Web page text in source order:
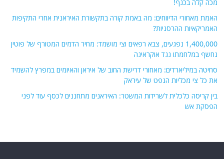
מכה קלה בכנף!
האמת מאחורי הדיווחים: מה באמת קורה בתקשורת האיראנית אחרי התקיפות
האמריקאיות ההרסניות?
1,400,000 נפגעים, צבא רפאים וצי מושמד: מחיר הדמים המטורף של פוטין
נחשף במלחמתו נגד אוקראינה
סחיטה במיליארדים: מאחורי דרישת החוב של איראן והאיומים במפרץ להשמיד
את כל צי מכליות הנפט של עיראק
בין קריסה כלכלית לשרידות המשטר: האיראנים מתחננים לכסף עוד לפני
הפסקת אש